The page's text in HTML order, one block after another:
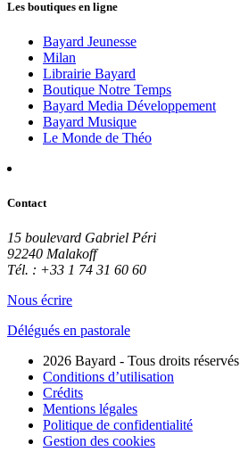
Les boutiques en ligne
Bayard Jeunesse
Milan
Librairie Bayard
Boutique Notre Temps
Bayard Media Développement
Bayard Musique
Le Monde de Théo
Contact
15 boulevard Gabriel Péri
92240 Malakoff
Tél. : +33 1 74 31 60 60
Nous écrire
Délégués en pastorale
2026 Bayard - Tous droits réservés
Conditions d’utilisation
Crédits
Mentions légales
Politique de confidentialité
Gestion des cookies